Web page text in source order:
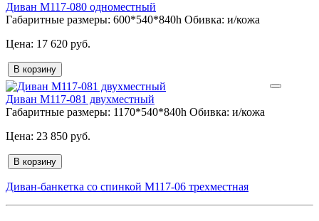
Диван М117-080 одноместный
Габаритные размеры: 600*540*840h Обивка: и/кожа
17 620 руб.
В корзину
Диван М117-081 двухместный
Габаритные размеры: 1170*540*840h Обивка: и/кожа
23 850 руб.
В корзину
Диван-банкетка со спинкой М117-06 трехместная